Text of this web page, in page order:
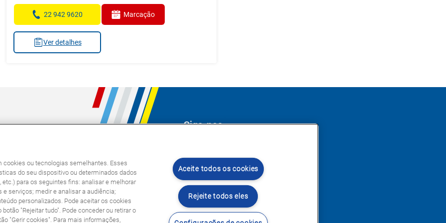
22 942 9620 Marcação
Ver detalhes
Siga-nos
ou tecnologias semelhantes. Esses
do seu dispositivo ou determinados dados
para os seguintes fins: analisar e melhorar
e serviços; medir e analisar a audiência;
personalizados. Pode aceitar os cookies
"Rejeitar tudo". Pode conceder ou retirar o
"Gerir cookies". Para mais informações,
Aceite todos os cookies
Rejeite todos eles